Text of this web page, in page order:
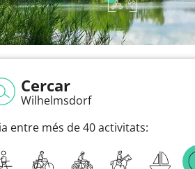
Cercar
Wilhelmsdorf
entre més de 40 activitats: